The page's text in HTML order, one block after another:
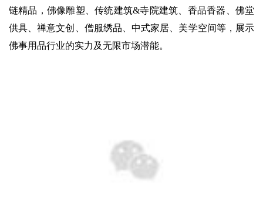
链精品，佛像雕塑、传统建筑&寺院建筑、香品香器、佛堂
供具、禅意文创、僧服绣品、中式家居、美学空间等，展示
佛事用品行业的实力及无限市场潜能。